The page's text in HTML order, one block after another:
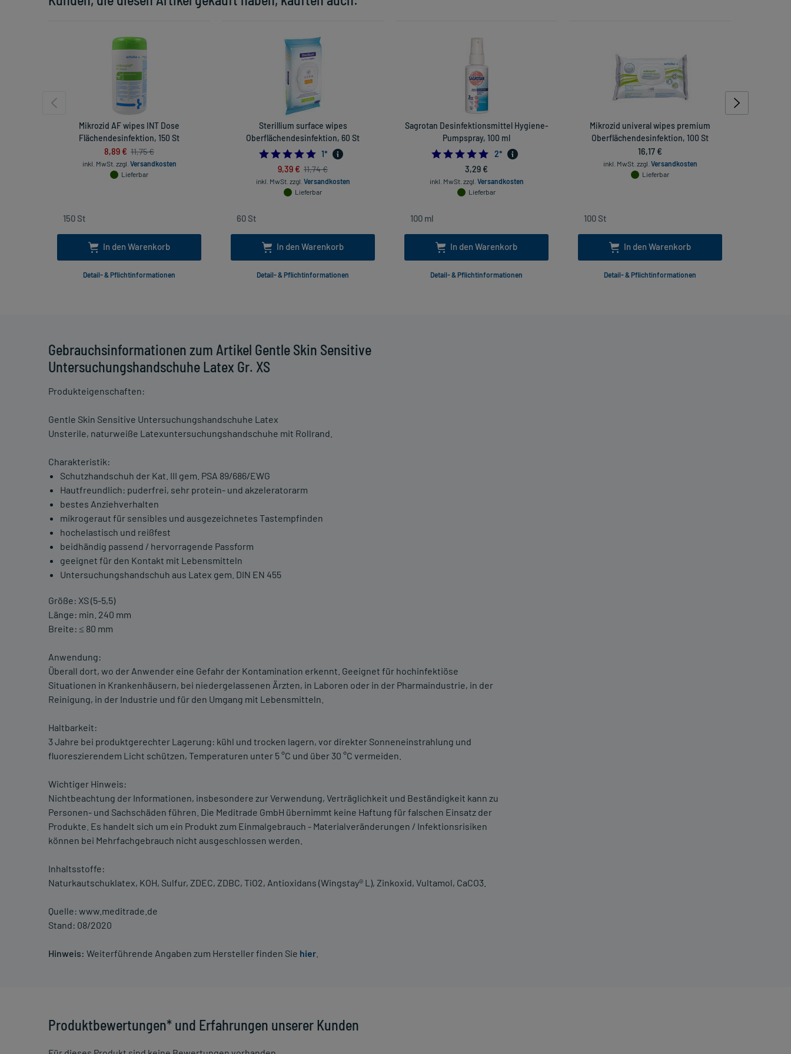
Gebrauchsinformationen zum Artikel Gentle Skin Sensitive
Untersuchungshandschuhe Latex Gr. XS
Produkteigenschaften:
Gentle Skin Sensitive Untersuchungshandschuhe Latex
Unsterile, naturweiße Latexuntersuchungshandschuhe mit Rollrand.
Charakteristik:
Schutzhandschuh der Kat. III gem. PSA 89/686/EWG
Hautfreundlich: puderfrei, sehr protein- und akzeleratorarm
bestes Anziehverhalten
mikrogeraut für sensibles und ausgezeichnetes Tastempfinden
hochelastisch und reißfest
beidhändig passend / hervorragende Passform
geeignet für den Kontakt mit Lebensmitteln
Untersuchungshandschuh aus Latex gem. DIN EN 455
Größe: XS (5-5,5)
Länge: min. 240 mm
Breite: ≤ 80 mm
Anwendung:
Überall dort, wo der Anwender eine Gefahr der Kontamination erkennt. Geeignet für hochinfektiöse
Situationen in Krankenhäusern, bei niedergelassenen Ärzten, in Laboren oder in der Pharmaindustrie, in der
Reinigung, in der Industrie und für den Umgang mit Lebensmitteln.
Haltbarkeit:
3 Jahre bei produktgerechter Lagerung: kühl und trocken lagern, vor direkter Sonneneinstrahlung und
fluoreszierendem Licht schützen, Temperaturen unter 5 °C und über 30 °C vermeiden.
Wichtiger Hinweis:
Nichtbeachtung der Informationen, insbesondere zur Verwendung, Verträglichkeit und Beständigkeit kann zu
Personen- und Sachschäden führen. Die Meditrade GmbH übernimmt keine Haftung für falschen Einsatz der
Produkte. Es handelt sich um ein Produkt zum Einmalgebrauch - Materialveränderungen / Infektionsrisiken
können bei Mehrfachgebrauch nicht ausgeschlossen werden.
Inhaltsstoffe:
Naturkautschuklatex, KOH, Sulfur, ZDEC, ZDBC, TiO2, Antioxidans (Wingstay® L), Zinkoxid, Vultamol, CaCO3.
Quelle: www.meditrade.de
Stand: 08/2020
Hinweis: Weiterführende Angaben zum Hersteller finden Sie hier
Produktbewertungen* und Erfahrungen unserer Kunden
Mikrozid AF wipes INT Dose
Flächendesinfektion, 150 St
8,89 € 11,75 €
inkl. MwSt. zzgl. Versandkosten
Lieferbar
In den Warenkorb
Detail- & Pflichtinformationen
Sterillium surface wipes
Oberflächendesinfektion, 60 St
5.0
1*
9,39 € 11,74 €
inkl. MwSt. zzgl. Versandkosten
Lieferbar
In den Warenkorb
Detail- & Pflichtinformationen
Sagrotan Desinfektionsmittel Hygiene-
Pumpspray, 100 ml
5.0
2*
3,29 €
inkl. MwSt. zzgl. Versandkosten
Lieferbar
In den Warenkorb
Detail- & Pflichtinformationen
Mikrozid univeral wipes premium
Oberflächendesinfektion, 100 St
16,17 €
inkl. MwSt. zzgl. Versandkosten
Lieferbar
In den Warenkorb
Detail- & Pflichtinformationen